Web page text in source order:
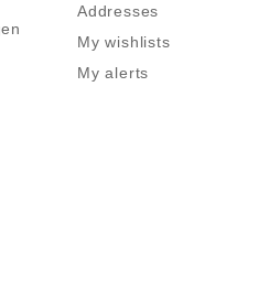
Addresses
My wishlists
My alerts